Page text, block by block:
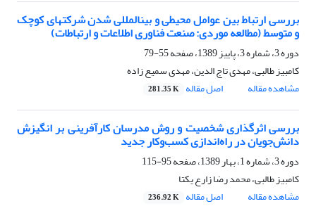
بررسی ارتباط بین عوامل محیطی و بین‏المللی شدن شرکت‏های کوچک
و متوسط (مطالعه موردی: صنعت فناوری اطلاعات و ارتباطات)
دوره 3، شماره 3، پاییز 1389، صفحه
55-79
کامبیز طالبی، مهدی تاج الدین، مهدی سمیع زاده
مشاهده مقاله
اصل مقاله 281.35 K
بررسی اثرگذاری شخصیت و روش مدرسان کارآفرینی بر انگیزش
دانش‌جویان در راه‌اندازی کسب‌وکار جدید
دوره 3، شماره 1، بهار 1389، صفحه
95-115
کامبیز طالبی، محمد رضا زارع یکتا
مشاهده مقاله
اصل مقاله 236.92 K